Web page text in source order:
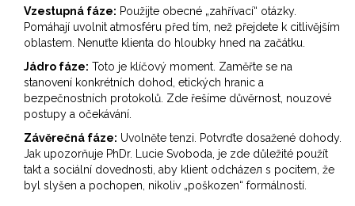
Vzestupná fáze: Použijte obecné „zahřívací“ otázky.
Pomáhají uvolnit atmosféru před tím, než přejdete k citlivějším
oblastem. Nenuťte klienta do hloubky hned na začátku.
Jádro fáze: Toto je klíčový moment. Zaměřte se na
stanovení konkrétních dohod, etických hranic a
bezpečnostních protokolů. Zde řešíme důvěrnost, nouzové
postupy a očekávání.
Závěrečná fáze: Uvolněte tenzi. Potvrďte dosažené dohody.
Jak upozorňuje PhDr. Lucie Svoboda, je zde důležité použít
takt a sociální dovednosti, aby klient odcházел s pocitem, že
byl slyšen a pochopen, nikoliv „poškozen“ formálností.